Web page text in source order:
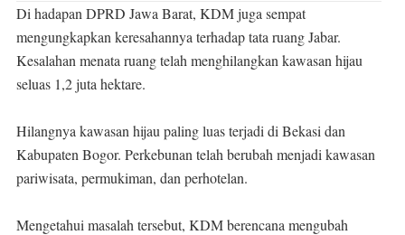
Di hadapan DPRD Jawa Barat, KDM juga sempat
mengungkapkan keresahannya terhadap tata ruang Jabar.
Kesalahan menata ruang telah menghilangkan kawasan hijau
seluas 1,2 juta hektare.
Hilangnya kawasan hijau paling luas terjadi di Bekasi dan
Kabupaten Bogor. Perkebunan telah berubah menjadi kawasan
pariwisata, permukiman, dan perhotelan.
Mengetahui masalah tersebut, KDM berencana mengubah